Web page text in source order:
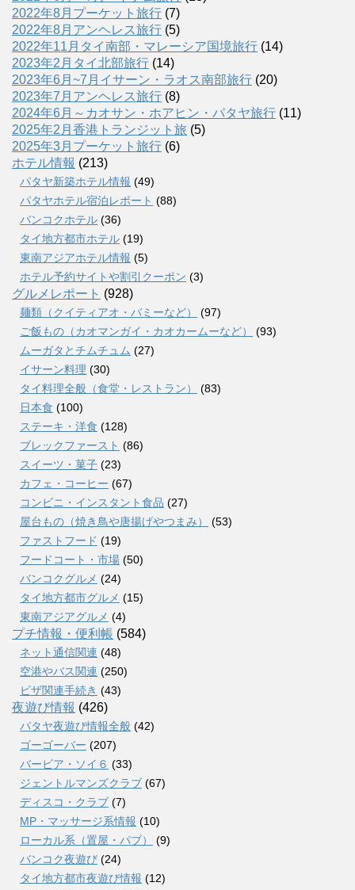
2022年8月プーケット旅行 (7)
2022年8月アンヘレス旅行 (5)
2022年11月タイ南部・マレーシア国境旅行 (14)
2023年2月タイ北部旅行 (14)
2023年6月~7月イサーン・ラオス南部旅行 (20)
2023年7月アンヘレス旅行 (8)
2024年6月～カオサン・ホアヒン・パタヤ旅行 (11)
2025年2月香港トランジット旅 (5)
2025年3月プーケット旅行 (6)
ホテル情報 (213)
パタヤ新築ホテル情報 (49)
パタヤホテル宿泊レポート (88)
バンコクホテル (36)
タイ地方都市ホテル (19)
東南アジアホテル情報 (5)
ホテル予約サイトや割引クーポン (3)
グルメレポート (928)
麺類（クイティアオ・バミーなど）
(97)
ご飯もの（カオマンガイ・カオカームーなど）
(93)
ムーガタとチムチュム (27)
イサーン料理 (30)
タイ料理全般（食堂・レストラン）
(83)
日本食 (100)
ステーキ・洋食 (128)
ブレックファースト (86)
スイーツ・菓子 (23)
カフェ・コーヒー (67)
コンビニ・インスタント食品 (27)
屋台もの（焼き鳥や唐揚げやつまみ）
(53)
ファストフード (19)
フードコート・市場 (50)
バンコクグルメ (24)
タイ地方都市グルメ (15)
東南アジアグルメ (4)
プチ情報・便利帳 (584)
ネット通信関連 (48)
空港やバス関連 (250)
ビザ関連手続き (43)
夜遊び情報 (426)
パタヤ夜遊び情報全般 (42)
ゴーゴーバー (207)
バービア・ソイ６ (33)
ジェントルマンズクラブ (67)
ディスコ・クラブ (7)
MP・マッサージ系情報 (10)
ローカル系（置屋・パブ）
(9)
バンコク夜遊び (24)
タイ地方都市夜遊び情報 (12)